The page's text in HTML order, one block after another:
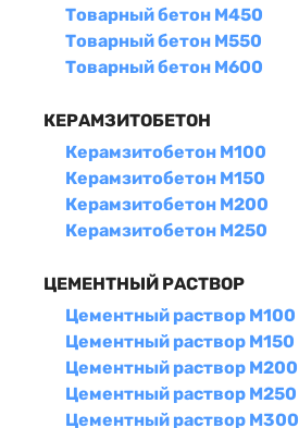
Товарный бетон М450
Товарный бетон М550
Товарный бетон М600
КЕРАМЗИТОБЕТОН
Керамзитобетон М100
Керамзитобетон М150
Керамзитобетон М200
Керамзитобетон М250
ЦЕМЕНТНЫЙ РАСТВОР
Цементный раствор М100
Цементный раствор М150
Цементный раствор М200
Цементный раствор М250
Цементный раствор М300